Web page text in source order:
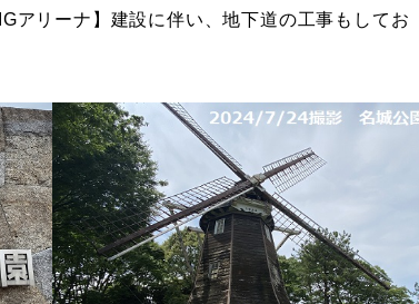
アリーナ】建設に伴い、地下道の工事もしてお